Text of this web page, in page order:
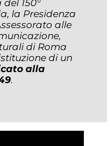
150°
la Presidenza
alle
di Roma
di un
alla
.